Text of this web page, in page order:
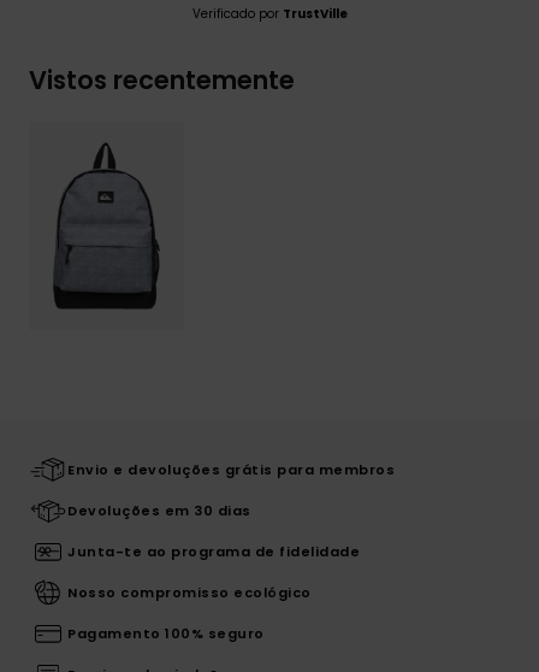
Verificado por TrustVille
Vistos recentemente
Envio e devoluções grátis para membros
Devoluções em 30 dias
Junta-te ao programa de fidelidade
Nosso compromisso ecológico
Pagamento 100% seguro